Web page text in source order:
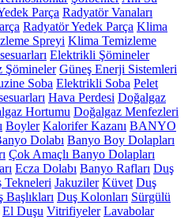
Parça Radyatör Vanaları
Radyatör Yedek Parça Klima
Spreyi Klima Temizleme
Elektrikli Şömineler
Şömineler Güneş Enerji Sistemleri
Soba Elektrikli Soba Pelet
Hava Perdesi Doğalgaz
Hortumu Doğalgaz Menfezleri
Boyler Kalorifer Kazanı BANYO
Dolabı Banyo Boy Dolapları
Çok Amaçlı Banyo Dolapları
Ecza Dolabı Banyo Rafları Duş
Tekneleri Jakuziler Küvet Duş
Başlıkları Duş Kolonları Sürgülü
El Duşu Vitrifiyeler Lavabolar